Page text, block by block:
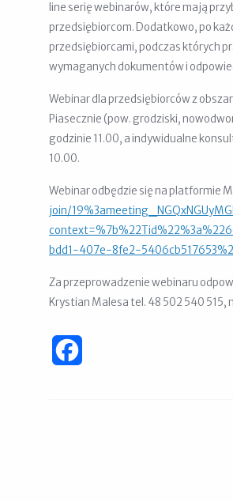
line serię webinarów, które mają
przedsiębiorcom. Dodatkowo, po
przedsiębiorcami, podczas których
wymaganych dokumentów i
Webinar dla przedsiębiorców z
Piasecznie (pow. grodziski,
godzinie 11.00, a indywidualne
10.00.
Webinar odbędzie się na platformie
join/
bdd1-407e-8fe2-
Za przeprowadzenie webinaru
Krystian Malesa tel. 48 502 540 515,